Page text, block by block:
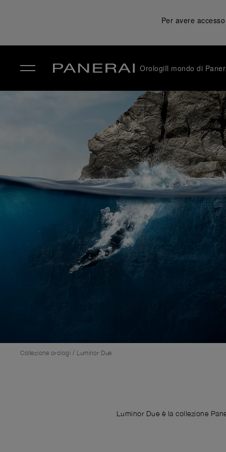
Per avere
OrologiIl mondo di
Collezione orologi / Luminor Due
Luminor Due è la collezione